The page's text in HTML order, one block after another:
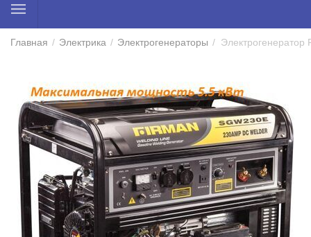
Главная / Электрика / Электрогенераторы / Электрогенератор